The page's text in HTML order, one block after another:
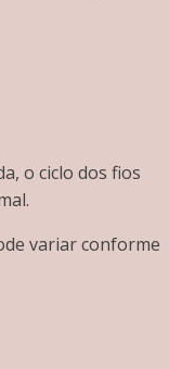
o ciclo dos fios
variar conforme